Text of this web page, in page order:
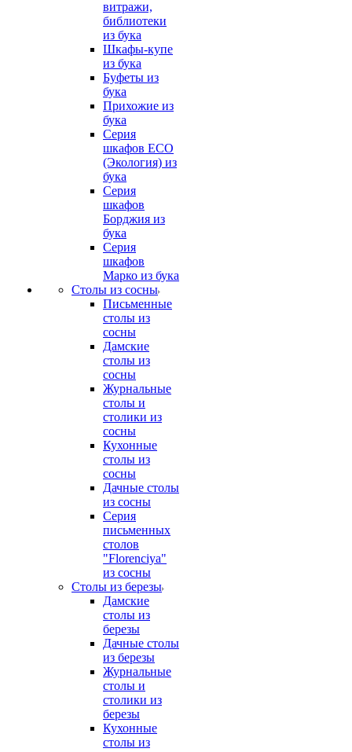
витражи,
библиотеки
из бука
Шкафы-купе
из бука
Буфеты из
бука
Прихожие из
бука
Серия
шкафов ECO
(Экология) из
бука
Серия
шкафов
Борджия из
бука
Серия
шкафов
Марко из бука
Столы из сосны
Письменные
столы из
сосны
Дамские
столы из
сосны
Журнальные
столы и
столики из
сосны
Кухонные
столы из
сосны
Дачные столы
из сосны
Серия
письменных
столов
"Florenciya"
из сосны
Столы из березы
Дамские
столы из
березы
Дачные столы
из березы
Журнальные
столы и
столики из
березы
Кухонные
столы из